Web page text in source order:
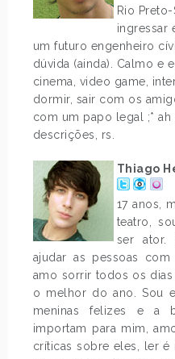
Rio
ingressar
um futuro engenheiro
dúvida (ainda). Calmo e
cinema, video game,
dormir, sair com os
com um papo legal ;*
descrições, rs.
Thiago
17 anos,
teatro,
ser ator.
ajudar as pessoas
amo sorrir todos os
o melhor do ano. Sou
meninas felizes e a
importam para mim,
críticas sobre eles, ler é